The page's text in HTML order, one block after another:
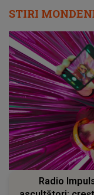
STIRI
Radio